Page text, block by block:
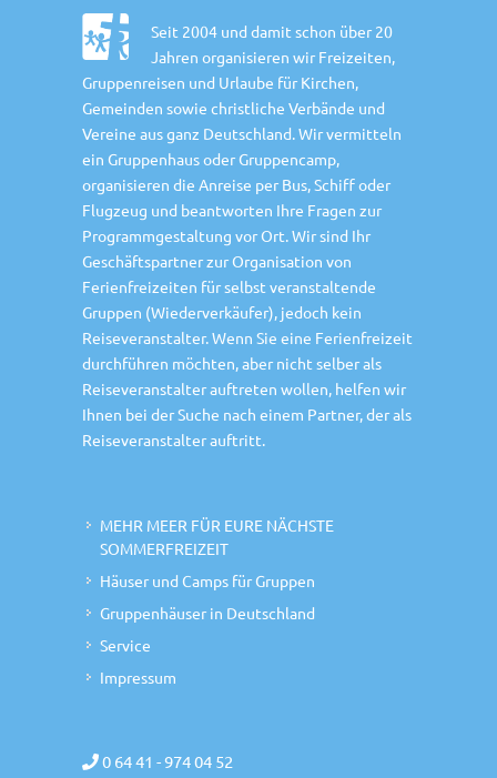
Seit 2004 und damit schon über 20
Jahren organisieren wir Freizeiten,
Gruppenreisen und Urlaube für Kirchen,
Gemeinden sowie christliche Verbände und
Vereine aus ganz Deutschland. Wir vermitteln
ein Gruppenhaus oder Gruppencamp,
organisieren die Anreise per Bus, Schiff oder
Flugzeug und beantworten Ihre Fragen zur
Programmgestaltung vor Ort. Wir sind Ihr
Geschäftspartner zur Organisation von
Ferienfreizeiten für selbst veranstaltende
Gruppen (Wiederverkäufer), jedoch kein
Reiseveranstalter. Wenn Sie eine Ferienfreizeit
durchführen möchten, aber nicht selber als
Reiseveranstalter auftreten wollen, helfen wir
Ihnen bei der Suche nach einem Partner, der als
Reiseveranstalter auftritt.
MEHR MEER FÜR EURE NÄCHSTE
SOMMERFREIZEIT
Häuser und Camps für Gruppen
Gruppenhäuser in Deutschland
Service
Impressum
0 64 41 - 974 04 52